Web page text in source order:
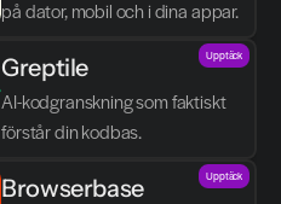
på dator, mobil och i dina appar.
Greptile
AI-kodgranskning som faktiskt
förstår din kodbas.
Upptäck
Browserbase Upptäck